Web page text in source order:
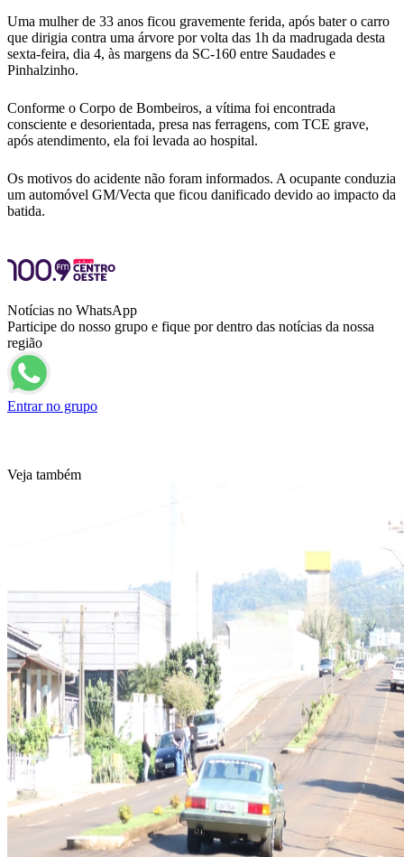
Uma mulher de 33 anos ficou gravemente ferida, após bater o carro
que dirigia contra uma árvore por volta das 1h da madrugada desta
sexta-feira, dia 4, às margens da SC-160 entre Saudades e
Pinhalzinho.
Conforme o Corpo de Bombeiros, a vítima foi encontrada
consciente e desorientada, presa nas ferragens, com TCE grave,
após atendimento, ela foi levada ao hospital.
Os motivos do acidente não foram informados. A ocupante conduzia
um automóvel GM/Vecta que ficou danificado devido ao impacto da
batida.
Notícias no WhatsApp
Participe do nosso grupo e fique por dentro das notícias da nossa
região
Entrar no grupo
Veja também